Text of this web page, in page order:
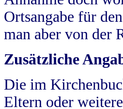
Ortsangabe für
man aber von der
Zusätzliche
Die im
Eltern oder